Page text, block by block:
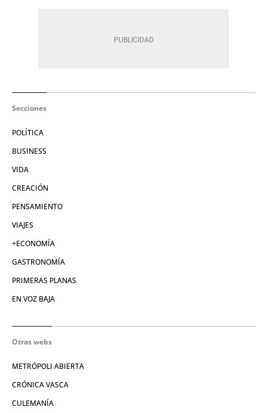
Secciones
POLÍTICA
BUSINESS
VIDA
CREACIÓN
PENSAMIENTO
VIAJES
+ECONOMÍA
GASTRONOMÍA
PRIMERAS PLANAS
EN VOZ BAJA
Otras webs
METRÓPOLI ABIERTA
CRÓNICA VASCA
CULEMANÍA